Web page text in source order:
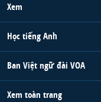
Xem
Học tiếng Anh
Ban Việt ngữ đài VOA
Xem toàn trang